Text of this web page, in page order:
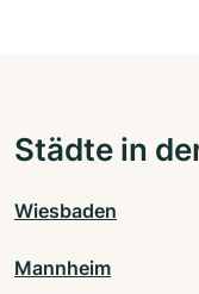
Städte in
Wiesbaden
Mannheim